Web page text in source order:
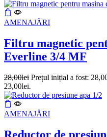
AMENAJĂRI
Filtru magnetic
Everline 3/4 MF
28,00lei Prețul inițial a fost:
23,00lei.
AMENAJĂRI